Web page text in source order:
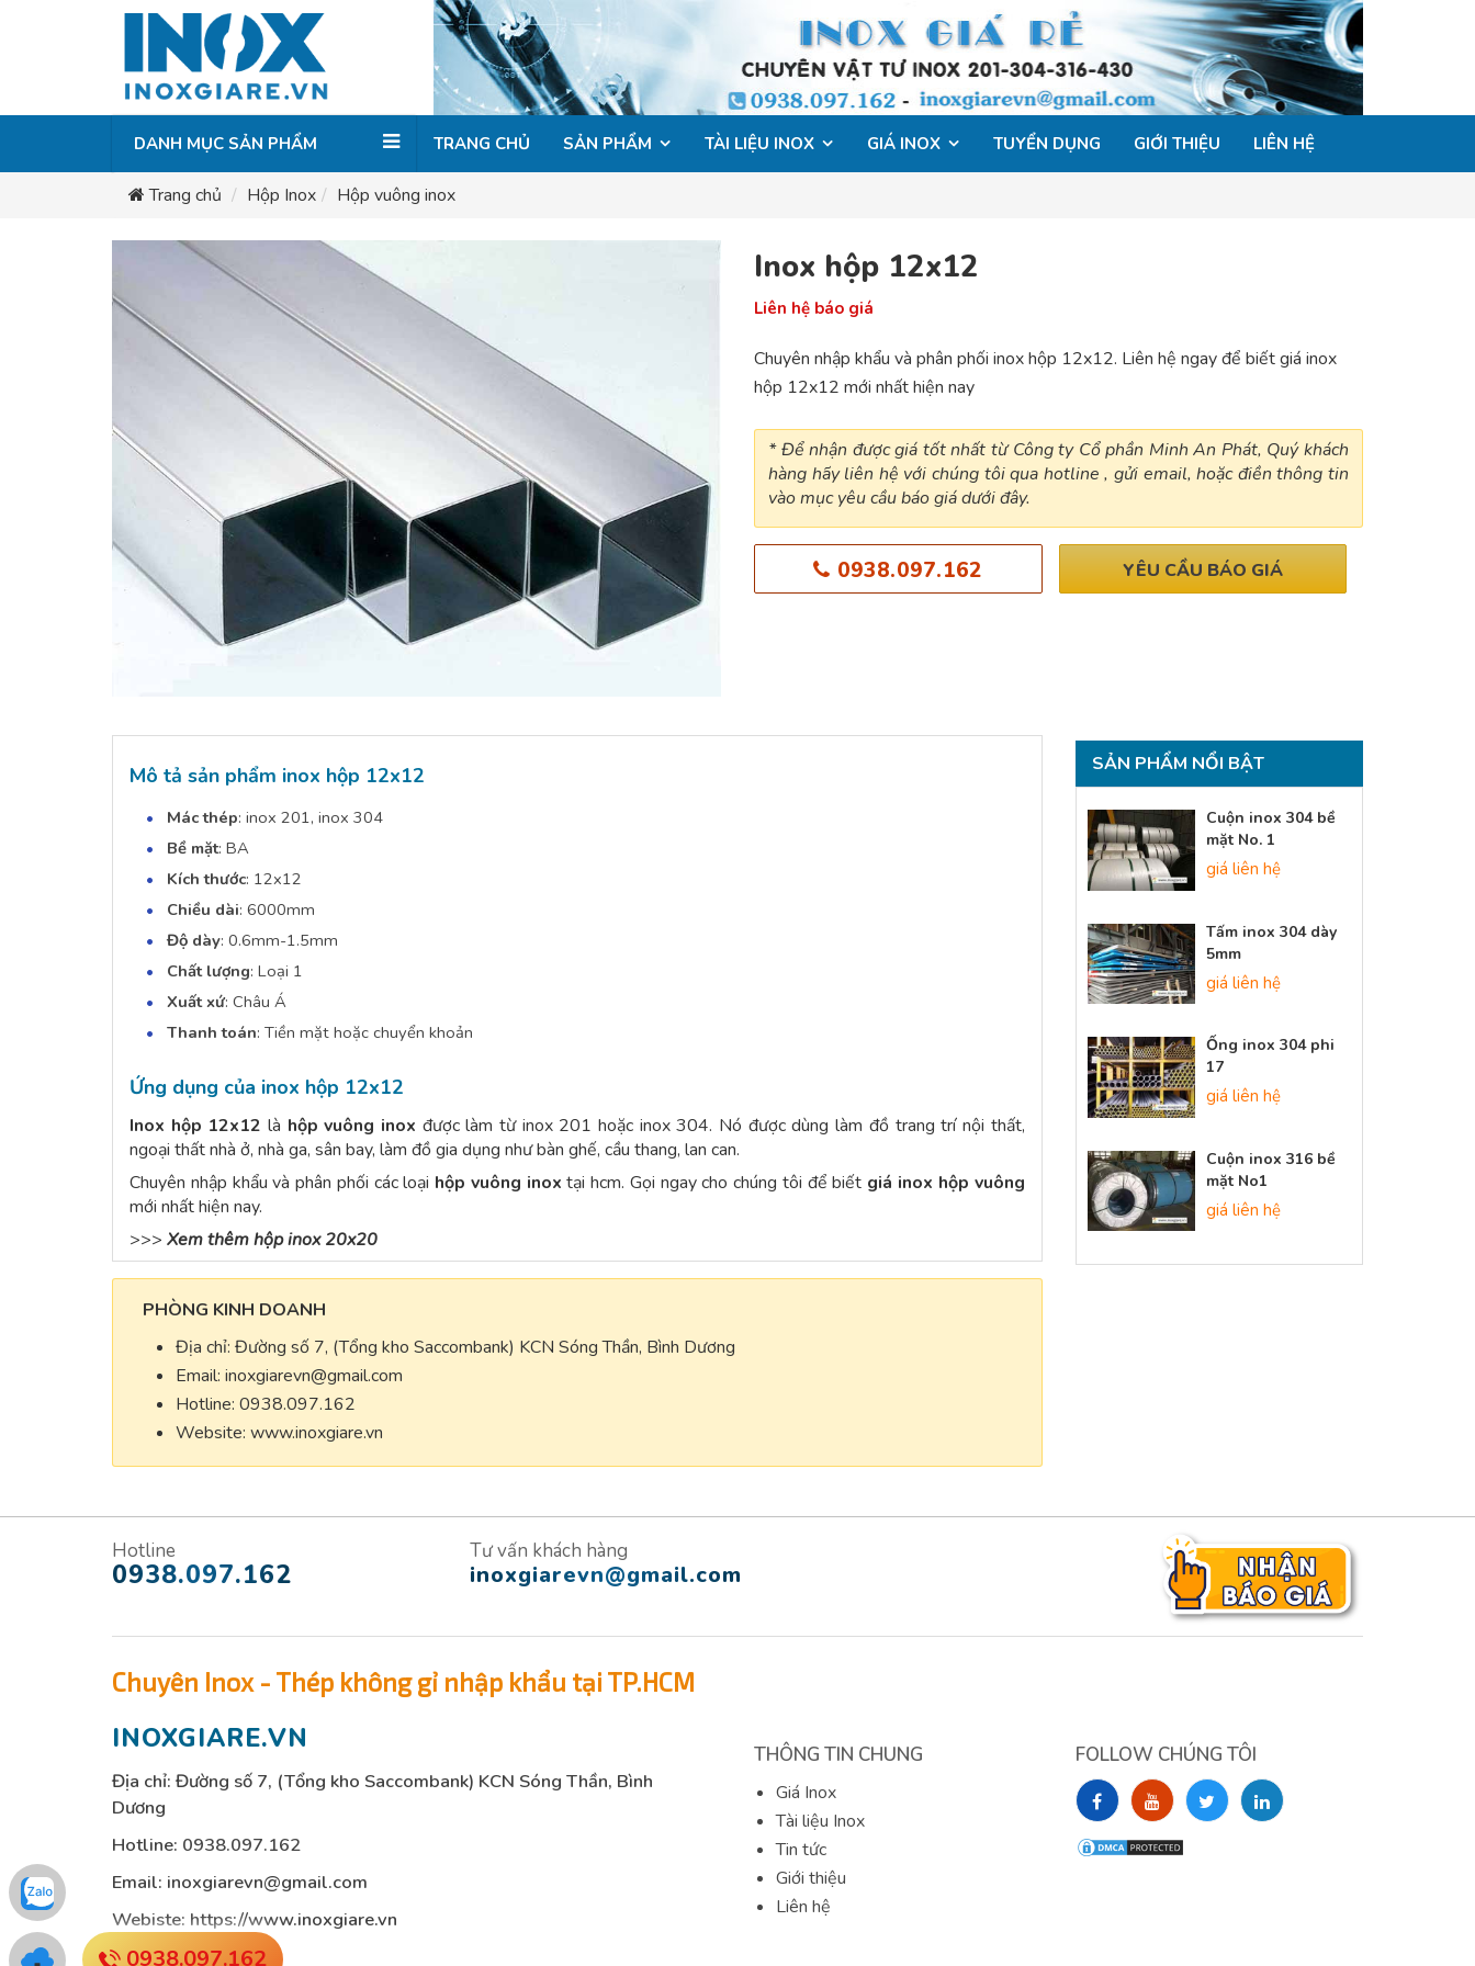
DANH MỤC SẢN PHẨM TRANG CHỦ SẢN PHẨM TÀI LIỆU INOX GIÁ INOX TUYỂN DỤNG GIỚI THIỆU LIÊN HỆ
Trang chủ Hộp Inox Hộp vuông inox
Inox hộp 12x12
Liên hệ báo giá
Chuyên nhập khẩu và phân phối inox hộp 12x12. Liên hệ ngay để biết giá inox
hộp 12x12 mới nhất hiện nay
* Để nhận được giá tốt nhất từ Công ty Cổ phần Minh An Phát, Quý khách
hàng hãy liên hệ với chúng tôi qua hotline , gửi email, hoặc điền thông tin
vào mục yêu cầu báo giá dưới đây.
0938.097.162 YÊU CẦU BÁO GIÁ
Mô tả sản phẩm inox hộp 12x12
Mác thép: inox 201, inox 304
Bề mặt: BA
Kích thước: 12x12
Chiều dài: 6000mm
Độ dày: 0.6mm-1.5mm
Chất lượng: Loại 1
Xuất xứ: Châu Á
Thanh toán: Tiền mặt hoặc chuyển khoản
Ứng dụng của inox hộp 12x12
Inox hộp 12x12 là hộp vuông inox được làm từ inox 201 hoặc inox 304. Nó được dùng làm đồ trang trí nội thất,
ngoại thất nhà ở, nhà ga, sân bay, làm đồ gia dụng như bàn ghế, cầu thang, lan can.
Chuyên nhập khẩu và phân phối các loại hộp vuông inox tại hcm. Gọi ngay cho chúng tôi để biết giá inox hộp vuông
mới nhất hiện nay.
>>> Xem thêm hộp inox 20x20
PHÒNG KINH DOANH
Địa chỉ: Đường số 7, (Tổng kho Saccombank) KCN Sóng Thần, Bình Dương
Email: inoxgiarevn@gmail.com
Hotline: 0938.097.162
Website: www.inoxgiare.vn
SẢN PHẨM NỔI BẬT
Cuộn inox 304 bề
mặt No. 1
giá liên hệ
Tấm inox 304 dày
5mm
giá liên hệ
Ống inox 304 phi
17
giá liên hệ
Cuộn inox 316 bề
mặt No1
giá liên hệ
Hotline
0938.097.162
Tư vấn khách hàng
inoxgiarevn@gmail.com
Chuyên Inox - Thép không gỉ nhập khẩu tại TP.HCM
INOXGIARE.VN
Địa chỉ: Đường số 7, (Tổng kho Saccombank) KCN Sóng Thần, Bình
Dương
Hotline: 0938.097.162
Email: inoxgiarevn@gmail.com
Webiste: https://www.inoxgiare.vn
THÔNG TIN CHUNG
Giá Inox
Tài liệu Inox
Tin tức
Giới thiệu
Liên hệ
FOLLOW CHÚNG TÔI
0938.097.162